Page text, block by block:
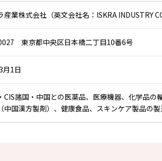
産業株式会社（英文会社名：lSKRA INDUSTRY
東京都中央区日本橋二丁目10番6号
月1日
CIS諸国・中国との医薬品、医療機器、化学品の
中国漢方製剤）、健康食品、スキンケア製品の